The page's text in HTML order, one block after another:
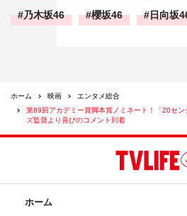
乃木坂46 櫻坂46 日向坂
ホーム 映画
エンタメ総合
第89回アカデミー賞脚本賞ノミネート！「20セ
ズ監督より喜びのコメント到着
ホーム